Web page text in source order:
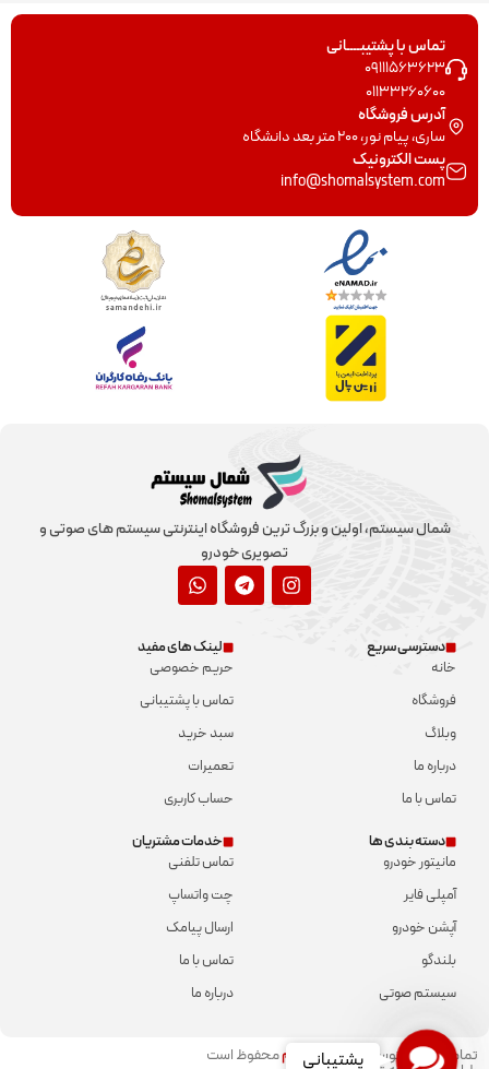
تماس با پشتیبــــانی
09111563623
01133260600
آدرس فروشگاه
ساری، پیام نور، 200 متر بعد دانشگاه
پست الکترونیک
info@shomalsystem.com
شمال سیستم، اولین و بزرگ ترین فروشگاه اینترنتی سیستم های صوتی و
تصویری خودرو
دسترسی سریع
خانه
فروشگاه
وبلاگ
درباره ما
تماس با ما
لینک های مفید
حریم خصوصی
تماس با پشتیبانی
سبد خرید
تعمیرات
حساب کاربری
دسته بندی ها
مانیتور خودرو
آمپلی فایر
آپشن خودرو
بلندگو
سیستم صوتی
خدمات مشتریان
تماس تلفنی
چت واتساپ
ارسال پیامک
تماس با ما
درباره ما
تمامی حقوق توسط شمال سیستممحفوظ است​
Contact
پشتیبانی